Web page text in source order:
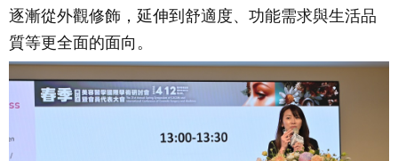
逐漸從外觀修飾，延伸到舒適度、功能需求與生活品
質等更全面的面向。